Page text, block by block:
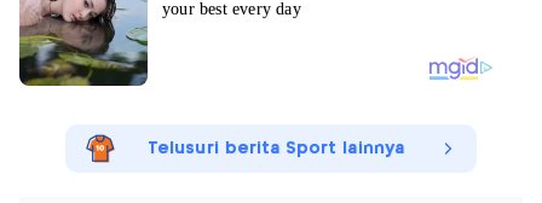
Telusuri berita Sport lainnya